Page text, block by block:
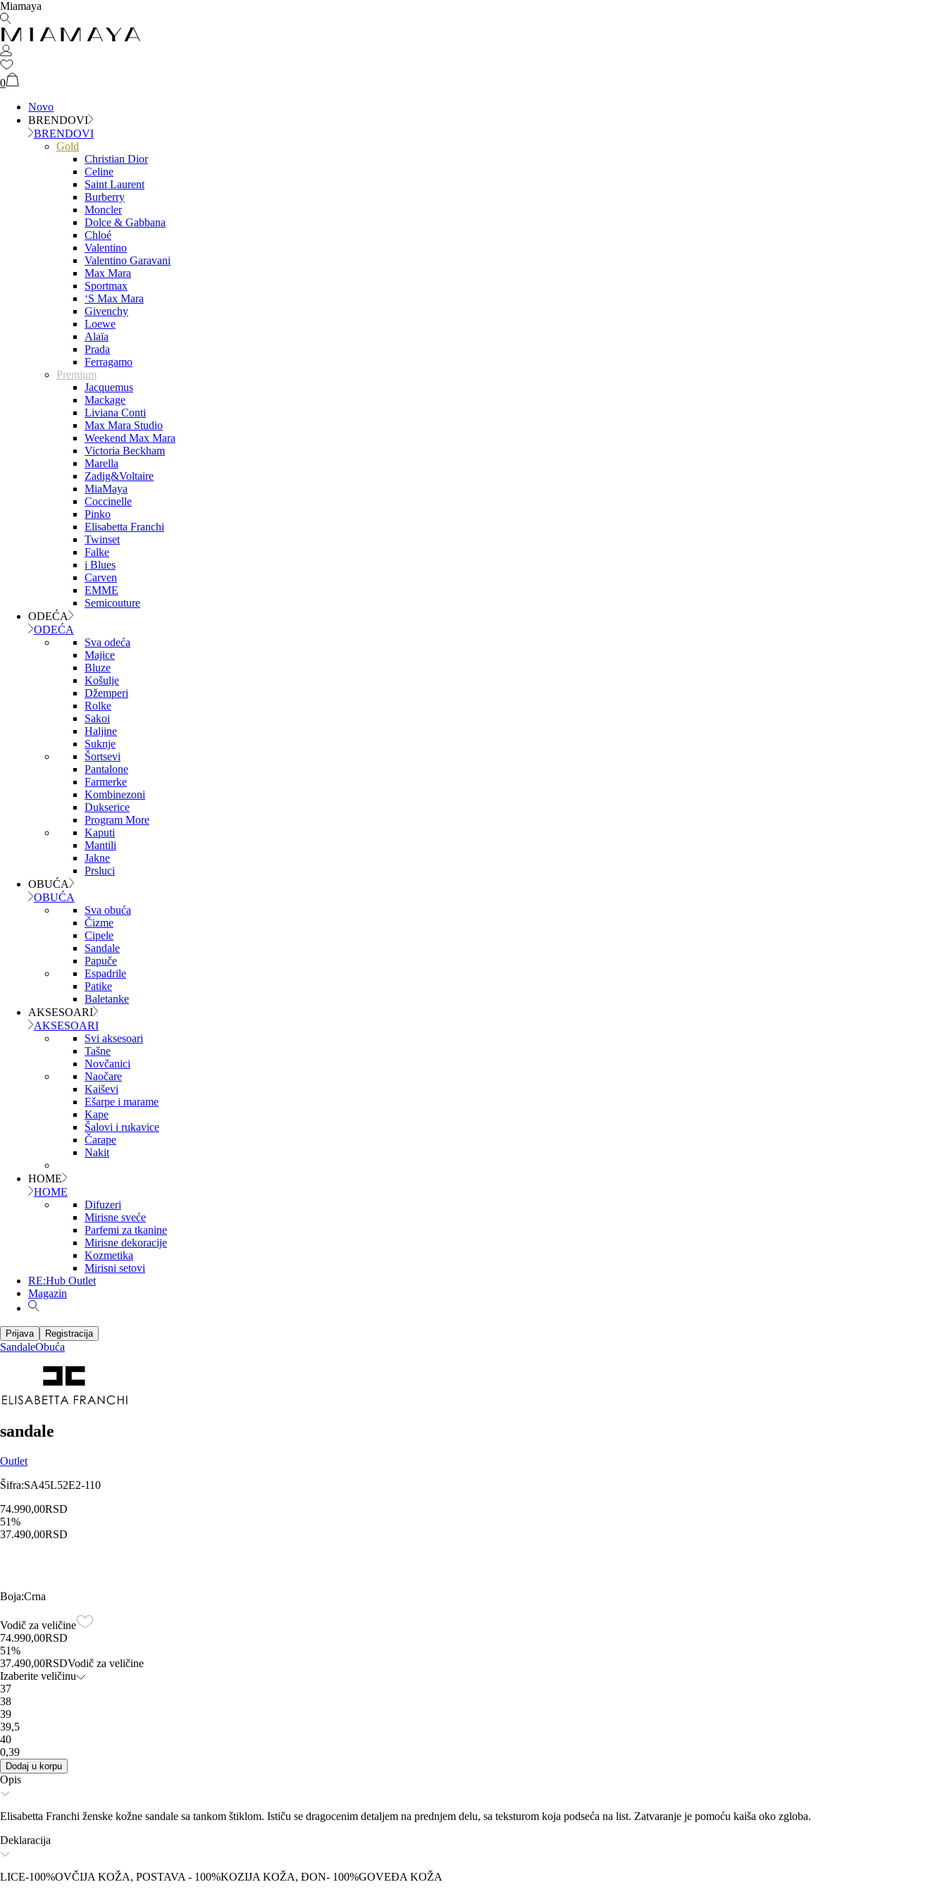
Miamaya
0
Novo
BRENDOVI
BRENDOVI
Gold
Christian Dior
Celine
Saint Laurent
Burberry
Moncler
Dolce & Gabbana
Chloé
Valentino
Valentino Garavani
Max Mara
Sportmax
‘S Max Mara
Givenchy
Loewe
Alaïa
Prada
Ferragamo
Premium
Jacquemus
Mackage
Liviana Conti
Max Mara Studio
Weekend Max Mara
Victoria Beckham
Marella
Zadig&Voltaire
MiaMaya
Coccinelle
Pinko
Elisabetta Franchi
Twinset
Falke
i Blues
Carven
EMME
Semicouture
ODEĆA
ODEĆA
Sva odeća
Majice
Bluze
Košulje
Džemperi
Rolke
Sakoi
Haljine
Suknje
Šortsevi
Pantalone
Farmerke
Kombinezoni
Dukserice
Program More
Kaputi
Mantili
Jakne
Prsluci
OBUĆA
OBUĆA
Sva obuća
Čizme
Cipele
Sandale
Papuče
Espadrile
Patike
Baletanke
AKSESOARI
AKSESOARI
Svi aksesoari
Tašne
Novčanici
Naočare
Kaiševi
Ešarpe i marame
Kape
Šalovi i rukavice
Čarape
Nakit
HOME
HOME
Difuzeri
Mirisne sveće
Parfemi za tkanine
Mirisne dekoracije
Kozmetika
Mirisni setovi
RE:Hub Outlet
Magazin
Prijava Registracija
SandaleObuća
sandale
Outlet
Šifra:SA45L52E2-110
74.990,00RSD
51%
37.490,00RSD
Boja:Crna
Vodič za veličine
74.990,00RSD
51%
37.490,00RSDVodič za veličine
Izaberite veličinu
37
38
39
39,5
40
0,39
Dodaj u korpu
Opis
Elisabetta Franchi ženske kožne sandale sa tankom štiklom. Ističu se dragocenim detaljem na prednjem delu, sa teksturom koja podseća na list. Zatvaranje je pomoću kaiša oko zgloba.
Deklaracija
LICE-100%OVČIJA KOŽA, POSTAVA - 100%KOZIJA KOŽA, ĐON- 100%GOVEĐA KOŽA